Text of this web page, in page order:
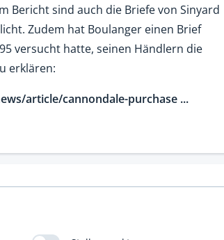
Bericht sind auch die Briefe von Sinyard
Zudem hat Boulanger einen Brief
versucht hatte, seinen Händlern die
erklären:
article/cannondale-purchase ...